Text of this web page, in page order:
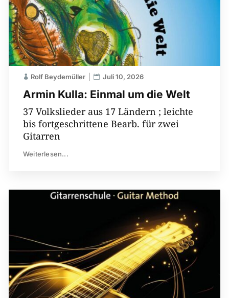
Armin Kulla: Einmal um die Welt
Rolf Beydemüller Juli 10, 2026
37 Volkslieder aus 17 Ländern ; leichte
bis fortgeschrittene Bearb. für zwei
Gitarren
Weiterlesen...